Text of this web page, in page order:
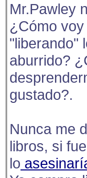
Mr.Pawley
¿Cómo
"liberando"
aburrido?
gustado?.
Nunca me
libros, si
lo